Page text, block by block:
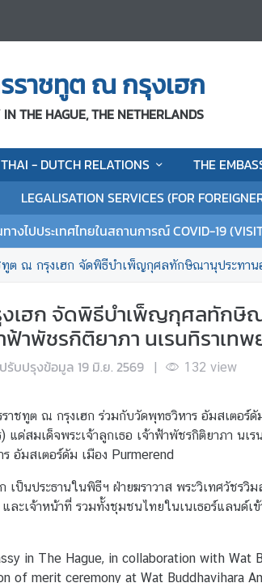
ราชทูต ณ กรุงเฮก
THE HAGUE, THE NETHERLANDS
THAI - DUTCH RELATIONS THE
LEGALISATION SERVICES (FOR
างไปประเทศไทยในสถานการณ์ COVID-19
กรุงเฮก จัดพิธีบำเพ็ญกุศลทักษิณานุประทานอุทิศถวายพระราชกุ
เฮก จัดพิธีบำเพ็ญกุศลทักษิ
ฟ้าพัชรกิติยาภา นเรนทิราเ
รับปรุงข้อมูล 19 มิ.ย. 2569 | 132 view
ชทูต ณ กรุงเฮก ร่วมกับวัดพุทธวิหาร อัมสเตอ
ด่สมเด็จพระเจ้าลูกเธอ เจ้าฟ้าพัชรกิติยาภา น
มสเตอร์ดัม เมือง Purmerend
ป็นประธานในพิธีฯ ฝ่ายฆราวาส พระวิเทศวัชรวิ
ะเจ้าหน้าที่ รวมทั้งชุมชนไทยในเนเธอร์แลนด์
in The Hague, in collaboration with Wat
of merit ceremony at Wat Buddhavihara